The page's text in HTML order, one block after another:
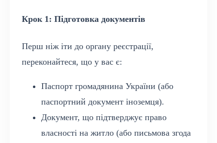
Крок 1: Підготовка документів
Перш ніж іти до органу реєстрації,
переконайтеся, що у вас є:
Паспорт громадянина України (або
паспортний документ іноземця).
Документ, що підтверджує право
власності на житло (або письмова згода